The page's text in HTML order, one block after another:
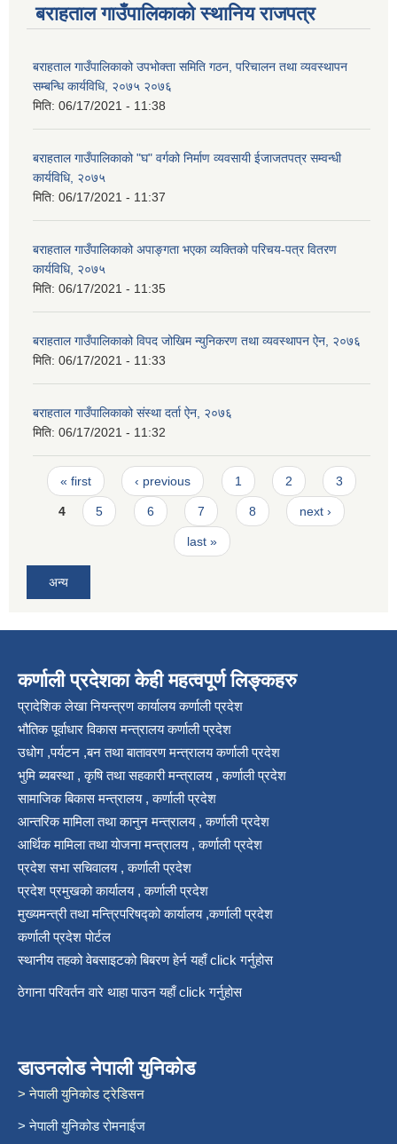
बराहताल गाउँपालिकाको स्थानिय राजपत्र
बराहताल गाउँपालिकाको उपभोक्ता समिति गठन, परिचालन तथा व्यवस्थापन
सम्बन्धि कार्यविधि, २०७५ २०७६
मिति: 06/17/2021 - 11:38
बराहताल गाउँपालिकाको "घ" वर्गको निर्माण व्यवसायी ईजाजतपत्र सम्वन्धी
कार्यविधि, २०७५
मिति: 06/17/2021 - 11:37
बराहताल गाउँपालिकाको अपाङ्गता भएका व्यक्तिको परिचय-पत्र वितरण
कार्यविधि, २०७५
मिति: 06/17/2021 - 11:35
बराहताल गाउँपालिकाको विपद जोखिम न्युनिकरण तथा व्यवस्थापन ऐन, २०७६
मिति: 06/17/2021 - 11:33
बराहताल गाउँपालिकाको संस्था दर्ता ऐन, २०७६
मिति: 06/17/2021 - 11:32
Pages
« first ‹ previous 1 2 3
4 5 6 7 8 next ›
last »
अन्य
कर्णाली प्रदेशका केही महत्वपूर्ण लिङ्कहरु
प्रादेशिक लेखा नियन्त्रण कार्यालय कर्णाली प्रदेश
भौतिक पूर्वाधार विकास मन्त्रालय कर्णाली प्रदेश
उधोग ,पर्यटन ,बन तथा बातावरण मन्त्रालय कर्णाली प्रदेश
भुमि ब्यबस्था , कृषि तथा सहकारी मन्त्रालय , कर्णाली प्रदेश
सामाजिक बिकास मन्त्रालय , कर्णाली प्रदेश
आन्तरिक मामिला तथा कानुन मन्त्रालय , कर्णाली प्रदेश
आर्थिक मामिला तथा योजना मन्त्रालय , कर्णाली प्रदेश
प्रदेश सभा सचिवालय , कर्णाली प्रदेश
प्रदेश प्रमुखको कार्यालय , कर्णाली प्रदेश
मुख्यमन्त्री तथा मन्त्रिपरिषद्को कार्यालय ,कर्णाली प्रदेश
कर्णाली प्रदेश पोर्टल
स्थानीय तहको वेबसाइटको बिबरण हेर्न यहाँ click गर्नुहोस
ठेगाना परिवर्तन वारे थाहा पाउन यहाँ click गर्नुहोस
डाउनलोड नेपाली युनिकोड
> नेपाली युनिकोड ट्रेडिसन
> नेपाली युनिकोड रोमनाईज